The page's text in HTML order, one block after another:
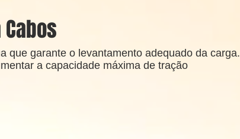
que garante o levantamento adequado da carga.
a capacidade máxima de tração